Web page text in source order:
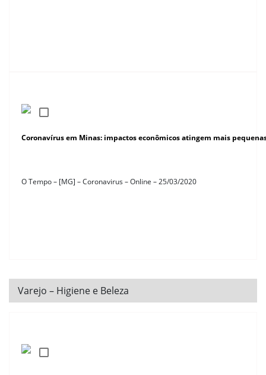
Coronavírus em Minas: impactos econômicos atingem mais
O Tempo – [MG] – Coronavirus – Online – 25/03/2020
Varejo – Higiene e Beleza